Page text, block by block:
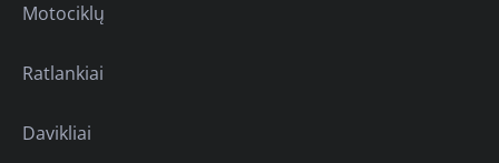
Motociklų
Ratlankiai
Davikliai